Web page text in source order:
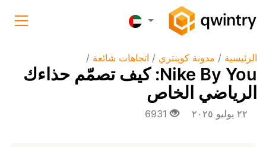
الرئيسية / مدونة كوينتري / اتجاهات شائعة /
Nike By You: كيف تصمّم حذاءك
الرياضي الخاص
٢٢ يوليو ٢٠٢٥ 6931